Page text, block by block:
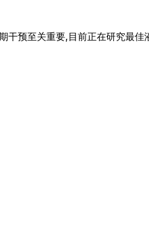
干预至关重要,目前正在研究最佳